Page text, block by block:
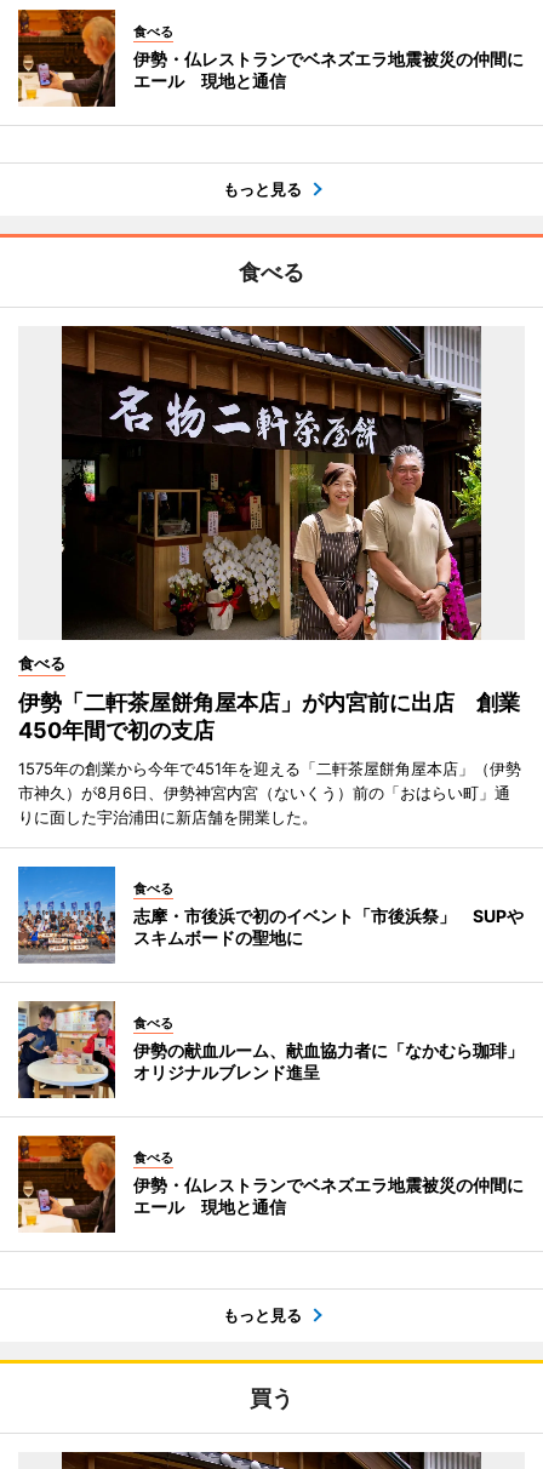
食べる
伊勢・仏レストランでベネズエラ地震被災の仲間に
エール 現地と通信
もっと見る
食べる
食べる
伊勢「二軒茶屋餅角屋本店」が内宮前に出店 創業
450年間で初の支店
1575年の創業から今年で451年を迎える「二軒茶屋餅角屋本店」（伊勢
市神久）が8月6日、伊勢神宮内宮（ないくう）前の「おはらい町」通
りに面した宇治浦田に新店舗を開業した。
食べる
志摩・市後浜で初のイベント「市後浜祭」 SUPや
スキムボードの聖地に
食べる
伊勢の献血ルーム、献血協力者に「なかむら珈琲」
オリジナルブレンド進呈
食べる
伊勢・仏レストランでベネズエラ地震被災の仲間に
エール 現地と通信
もっと見る
買う